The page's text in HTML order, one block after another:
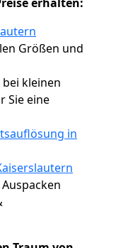
Größen und
bei kleinen
Sie eine
in